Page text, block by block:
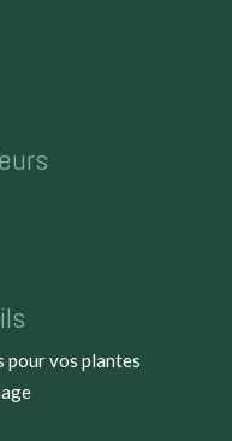
pour vos plantes